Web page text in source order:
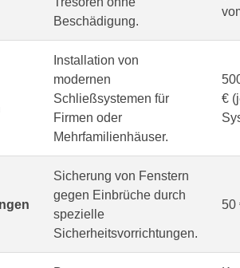
Beschädigung.
Installation von
modernen
Schließsystemen für
Firmen oder
Mehrfamilienhäuser.
€
Sicherung von Fenstern
gegen Einbrüche durch
spezielle
Sicherheitsvorrichtungen.
50